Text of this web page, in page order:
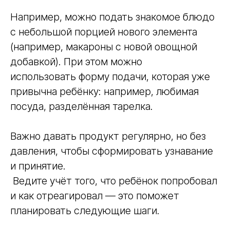
Например, можно подать знакомое блюдо
с небольшой порцией нового элемента
(например, макароны с новой овощной
добавкой). При этом можно
использовать форму подачи, которая уже
привычна ребёнку: например, любимая
посуда, разделённая тарелка.
Важно давать продукт регулярно, но без
давления, чтобы сформировать узнавание
и принятие.
Ведите учёт того, что ребёнок попробовал
и как отреагировал — это поможет
планировать следующие шаги.